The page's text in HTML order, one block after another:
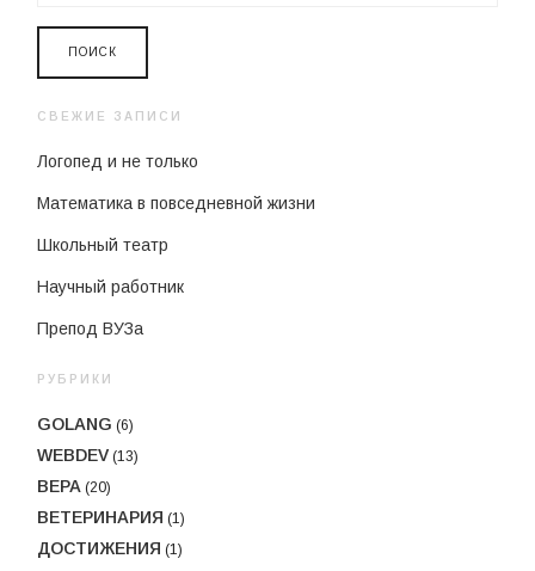
СВЕЖИЕ ЗАПИСИ
Логопед и не только
Математика в повседневной жизни
Школьный театр
Научный работник
Препод ВУЗа
РУБРИКИ
GOLANG (6)
WEBDEV (13)
ВЕРА (20)
ВЕТЕРИНАРИЯ (1)
ДОСТИЖЕНИЯ (1)